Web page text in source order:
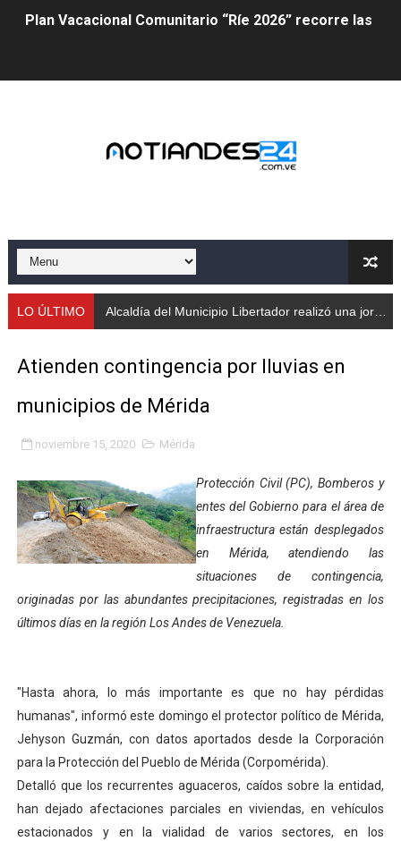
Plan Vacacional Comunitario “Ríe 2026” recorre las
INN-Mérida celebró el Lacto grado para promover el
Fomficc consolida alianzas e impulsa la economía
Niños de Estudiantes de Mérida sembraron 110
Inicia el plan vacacional Venezuela Renace en el
Entregan planta eléctrica para fortalecer la atención
Dictan MasterClass en el marco del Encuentro LAGO
Campo Elías avanza con plan de asfaltado
Encuentro estadal fortalece la coordinación de
Gobernador Arnaldo Sánchez apadrina a más de 993
Consolidan planificación técnica en el Complejo
Mérida fortalece su reserva deportiva de cara a
Gobernación de Mérida instalará mesa de trabajo con
Niños merideños potencian su talento en plan
LO ÚLTIMO Alcaldía del Municipio Libertador realizó una jornada social integral para adultos mayores en la parr
Atienden contingencia por lluvias en
municipios de Mérida
noviembre 15, 2020 Mérida
Protección Civil (PC), Bomberos y
entes del Gobierno para el área de
infraestructura están desplegados
en Mérida, atendiendo las
situaciones de contingencia,
originadas por las abundantes precipitaciones, registradas en los
últimos días en la región Los Andes de Venezuela.
"Hasta ahora, lo más importante es que no hay pérdidas
humanas", informó este domingo el protector político de Mérida,
Jehyson Guzmán, con datos aportados desde la Corporación
para la Protección del Pueblo de Mérida (Corpomérida).
Detalló que los recurrentes aguaceros, caídos sobre la entidad,
han dejado afectaciones parciales en viviendas, en vehículos
estacionados y en la vialidad de varios sectores, en los